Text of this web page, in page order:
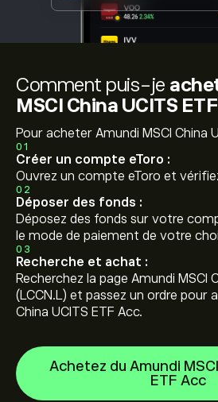
Comment puis-je
MSCI China UCITS
Pour acheter Amundi MSCI China
01
Créer un compte eToro :
Ouvrez un compte eToro et
02
Déposer des fonds :
Déposez des fonds sur votre
le mode de paiement de votre
03
Recherche et achat :
Recherchez la page Amundi MSCI
(LCCN.L) et passez un ordre pour
China UCITS ETF Acc.
Achetez du Amundi
ETF Acc